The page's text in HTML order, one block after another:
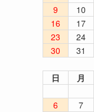
9
10
16
17
23
24
30
31
日
月
6
7